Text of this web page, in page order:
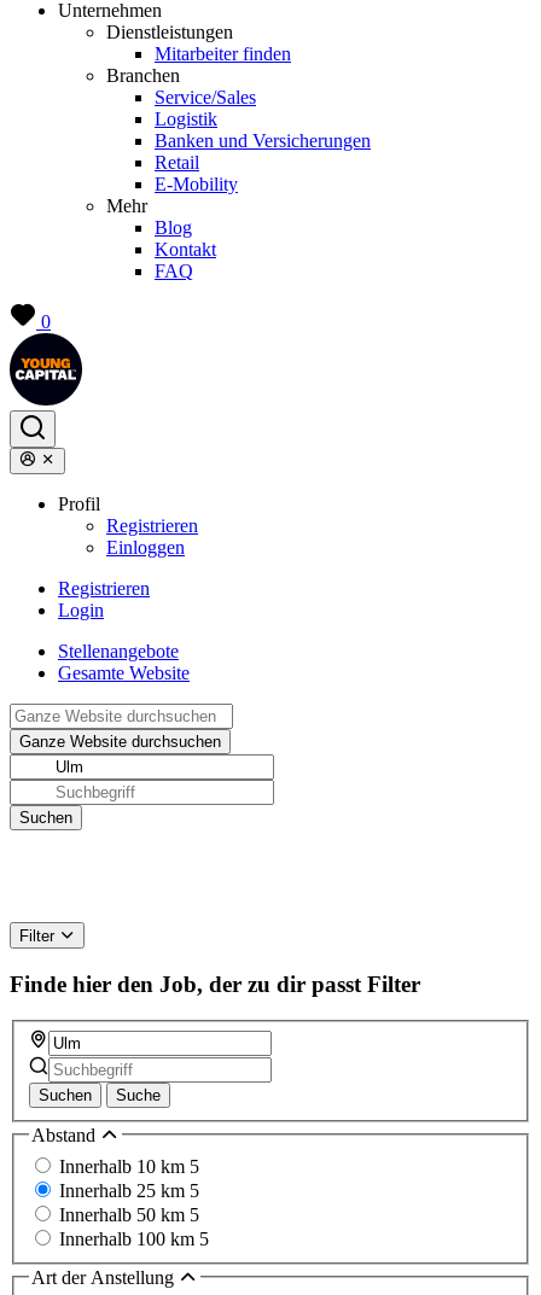
Unternehmen
Dienstleistungen
Mitarbeiter finden
Branchen
Service/Sales
Logistik
Banken und Versicherungen
Retail
E-Mobility
Mehr
Blog
Kontakt
FAQ
0
Profil
Registrieren
Einloggen
Registrieren
Login
Stellenangebote
Gesamte Website
Filter
Finde hier den Job, der zu dir passt Filter
Suchen Suche
Abstand
Innerhalb 10 km 5
Innerhalb 25 km 5
Innerhalb 50 km 5
Innerhalb 100 km 5
Art der Anstellung